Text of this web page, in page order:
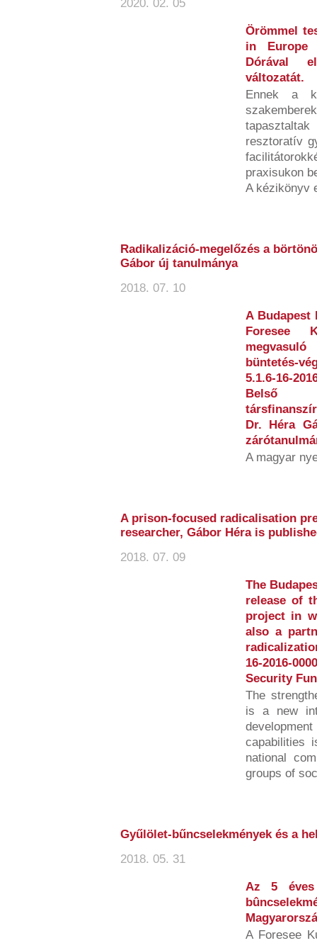
2020. 02. 05
Örömmel
in Europe
Dórával
változatát.
Ennek a
resztoratív
praxisukon
A kézikönyv
Radikalizáció-megelőzés a
Gábor új tanulmánya
2018. 07. 10
A Budapest
Foresee
büntetés-
5.1.6-16-
Belső
Dr. Héra
A magyar
A prison-focused radicalisation
researcher, Gábor Héra is
2018. 07. 09
The
release of
project in
also a
16-2016-
Security
The
is a new
capabilities
national
groups of
Gyűlölet-bűncselekmények és a
2018. 05. 31
Az 5 éves
A Foresee